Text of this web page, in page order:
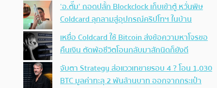
‘อ.ตั๊ม’ ถอดปลั้ก Blockclock เก็บเข้าตู้ หวั่นพิษ
Coldcard ลุกลามสู่อุปกรณ์คริปโทฯ ในบ้าน
เหยื่อ Coldcard ใช้ Bitcoin ส่งข้อความหาโจรขอ
คืนเงิน ตัดพ้อชีวิตโอนกลับมาสักนิดก็ยังดี
จับตา Strategy ส่อแววเทขายรอบ 4 ? โอน 1,030
BTC มูลค่าทะลุ 2 พันล้านบาท ออกจากกระเป๋า